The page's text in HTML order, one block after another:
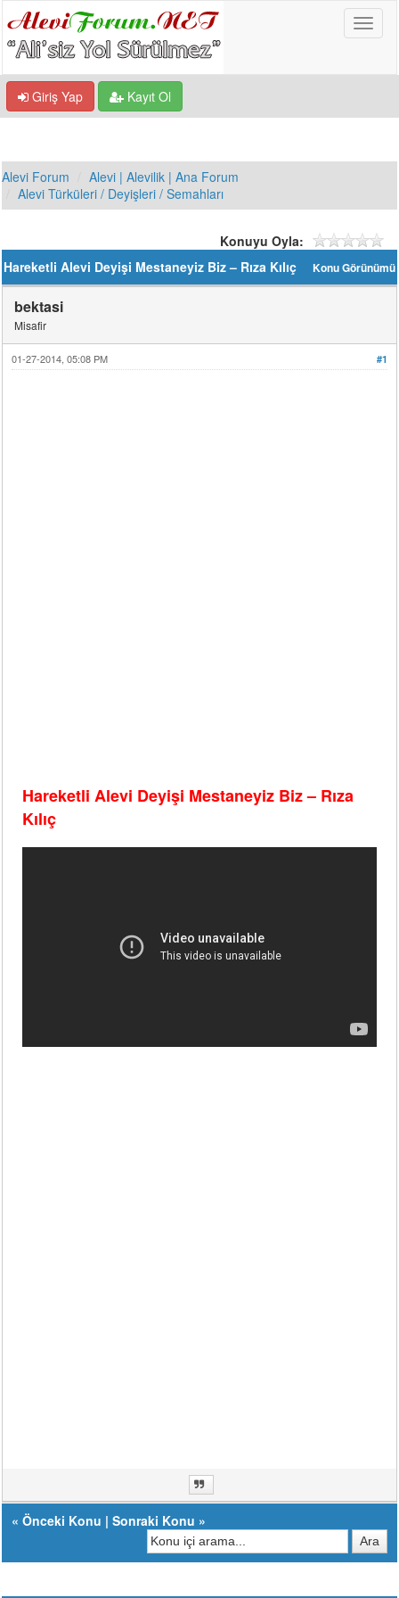
Giriş Yap Kayıt Ol
Alevi Forum
Alevi | Alevilik | Ana Forum
Alevi Türküleri / Deyişleri / Semahları
Konuyu Oyla:
Konu Görünümü
Hareketli Alevi Deyişi Mestaneyiz Biz – Rıza Kılıç
bektasi
Misafir
#1
01-27-2014, 05:08 PM
Hareketli Alevi Deyişi Mestaneyiz Biz – Rıza
Kılıç
«Önceki Konu |Sonraki Konu »